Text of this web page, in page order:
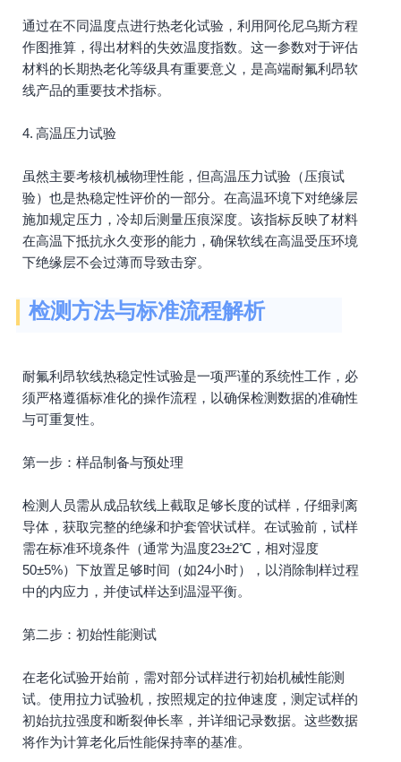
通过在不同温度点进行热老化试验，利用阿伦尼乌斯方程
作图推算，得出材料的失效温度指数。这一参数对于评估
材料的长期热老化等级具有重要意义，是高端耐氟利昂软
线产品的重要技术指标。
4. 高温压力试验
虽然主要考核机械物理性能，但高温压力试验（压痕试
验）也是热稳定性评价的一部分。在高温环境下对绝缘层
施加规定压力，冷却后测量压痕深度。该指标反映了材料
在高温下抵抗永久变形的能力，确保软线在高温受压环境
下绝缘层不会过薄而导致击穿。
检测方法与标准流程解析
耐氟利昂软线热稳定性试验是一项严谨的系统性工作，必
须严格遵循标准化的操作流程，以确保检测数据的准确性
与可重复性。
第一步：样品制备与预处理
检测人员需从成品软线上截取足够长度的试样，仔细剥离
导体，获取完整的绝缘和护套管状试样。在试验前，试样
需在标准环境条件（通常为温度23±2℃，相对湿度
50±5%）下放置足够时间（如24小时），以消除制样过程
中的内应力，并使试样达到温湿平衡。
第二步：初始性能测试
在老化试验开始前，需对部分试样进行初始机械性能测
试。使用拉力试验机，按照规定的拉伸速度，测定试样的
初始抗拉强度和断裂伸长率，并详细记录数据。这些数据
将作为计算老化后性能保持率的基准。